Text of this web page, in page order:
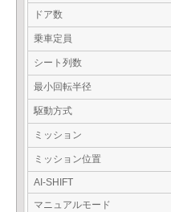
ドア数
乗車定員
シート列数
最小回転半径
駆動方式
ミッション
ミッション位置
AI-SHIFT
マニュアルモード